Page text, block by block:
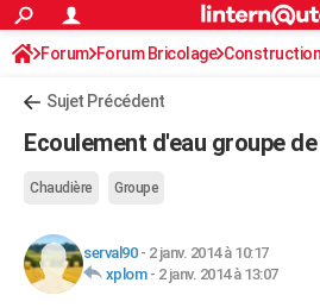
ACTUALITÉS
Politique
Société
Faits Divers
Education
Monde
Villes
+
Essais
Réserver un essai
Citadines
Berlines
SUV
Forum auto
+HIGH-TECH
S'inscrire
Connexion
Forum Forum Bricolage
Sujet Précédent
Ecoulement d'eau groupe
Chaudière Groupe
serval90- 2 janv. 2014 à 10:17
xplom- 2 janv. 2014 à 13:07